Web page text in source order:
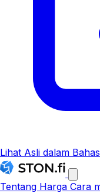
Lihat Asli dalam
Tentang Harga Cara